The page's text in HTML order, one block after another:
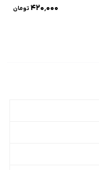
۴۲۰٬۰۰۰ تومان